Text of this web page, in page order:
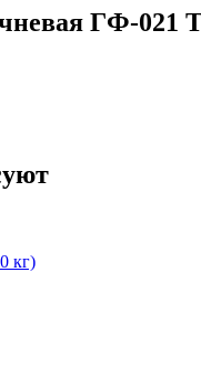
ГФ-021
кг)